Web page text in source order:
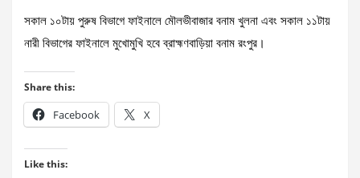
সকাল ১০টায় পুরুষ বিভাগে ফাইনালে মৌলভীবাজার বনাম খুলনা এবং সকাল ১১টায়
নারী বিভাগের ফাইনালে মুখোমুখি হবে ব্রাহ্মণবাড়িয়া বনাম রংপুর।
Share this:
Facebook X
Like this: